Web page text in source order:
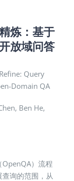
炼：基于
放域问答
Query
Domain QA
Ben He,
）流程
询的范围，从